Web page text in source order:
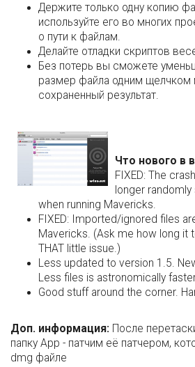
Держите только одну копию
используйте его во многих
о пути к файлам.
Делайте отладки скриптов
Без потерь вы сможете
размер файла одним щелчком
сохраненный результат.
Что нового в
FIXED: The
longer
when running Mavericks.
FIXED: Imported/ignored files
Mavericks. (Ask me how long it
THAT little issue.)
Less updated to version 1.5.
Less files is astronomically
Good stuff around the corner.
Доп. информация: После
папку App - патчим её патчером,
dmg файле